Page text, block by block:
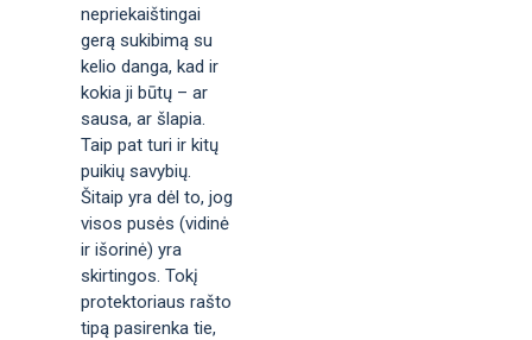
nepriekaištingai
gerą sukibimą su
kelio danga, kad ir
kokia ji būtų – ar
sausa, ar šlapia.
Taip pat turi ir kitų
puikių savybių.
Šitaip yra dėl to, jog
visos pusės (vidinė
ir išorinė) yra
skirtingos. Tokį
protektoriaus rašto
tipą pasirenka tie,